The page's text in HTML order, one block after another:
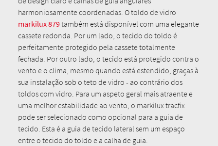
harmoniosamente coordenadas. O toldo de vidro
markilux 879também está disponível com uma elegante
cassete redonda. Por um lado, o tecido do toldo é
perfeitamente protegido pela cassete totalmente
fechada. Por outro lado, o tecido está protegido contra o
vento e o clima, mesmo quando está estendido, graças à
sua instalação sob o teto de vidro - ao contrário dos
toldos com vidro. Para um aspeto geral mais atraente e
uma melhor estabilidade ao vento, o markilux tracfix
pode ser selecionado como opcional para a guia de
tecido. Esta é a guia de tecido lateral sem um espaço
entre o tecido do toldo e a calha de guia.